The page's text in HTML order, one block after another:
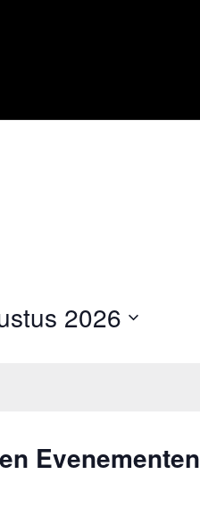
2026
Evenementen